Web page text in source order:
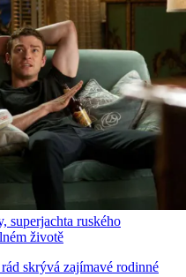
superjachta ruského
životě
skrývá zajímavé rodinné